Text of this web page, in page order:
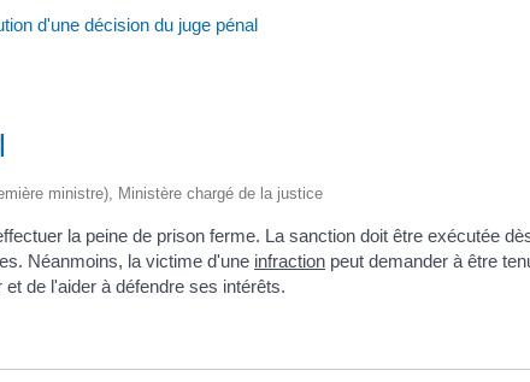
d'une décision du juge pénal
ministre), Ministère chargé de la justice
la peine de prison ferme. La sanction doit être exécutée
Néanmoins, la victime d'une infraction peut demander à être
de l'aider à défendre ses intérêts.